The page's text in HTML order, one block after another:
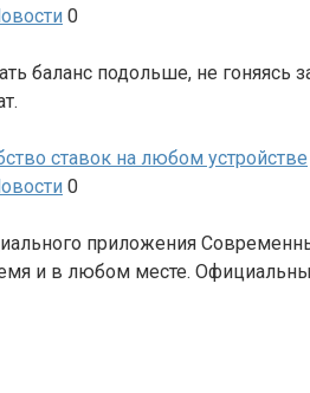
0
баланс подольше, не
ставок на любом устройстве
0
приложения
и в любом месте.